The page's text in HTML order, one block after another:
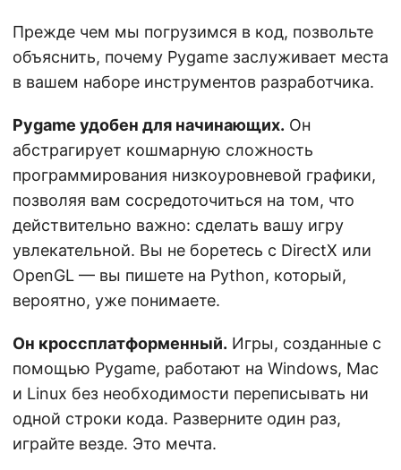
Прежде чем мы погрузимся в код, позвольте
объяснить, почему Pygame заслуживает места
в вашем наборе инструментов разработчика.
Pygame удобен для начинающих. Он
абстрагирует кошмарную сложность
программирования низкоуровневой графики,
позволяя вам сосредоточиться на том, что
действительно важно: сделать вашу игру
увлекательной. Вы не боретесь с DirectX или
OpenGL — вы пишете на Python, который,
вероятно, уже понимаете.
Он кроссплатформенный. Игры, созданные с
помощью Pygame, работают на Windows, Mac
и Linux без необходимости переписывать ни
одной строки кода. Разверните один раз,
играйте везде. Это мечта.